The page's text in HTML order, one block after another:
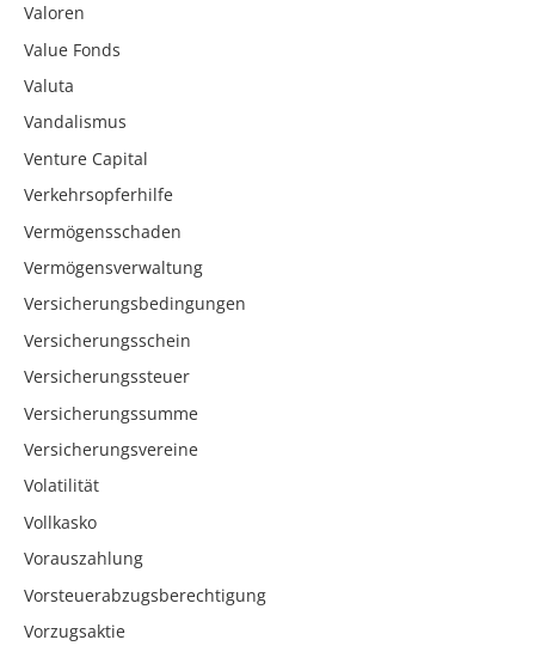
Valoren
Value Fonds
Valuta
Vandalismus
Venture Capital
Verkehrsopferhilfe
Vermögensschaden
Vermögensverwaltung
Versicherungsbedingungen
Versicherungsschein
Versicherungssteuer
Versicherungssumme
Versicherungsvereine
Volatilität
Vollkasko
Vorauszahlung
Vorsteuerabzugsberechtigung
Vorzugsaktie